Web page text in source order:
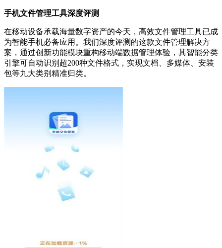
手机文件管理工具深度评测
在移动设备承载海量数字资产的今天，高效文件管理工具已成
为智能手机必备应用。我们深度评测的这款文件管理解决方
案，通过创新功能模块重构移动端数据管理体验，其智能分类
引擎可自动识别超200种文件格式，实现文档、多媒体、安装
包等九大类别精准归类。